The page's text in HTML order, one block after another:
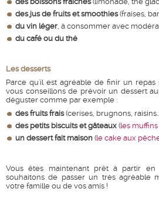
des jus de fruits et smoothies(fraises,
du vin léger, à consommer avec
du café ou du thé
Les desserts
Parce qu'il est agréable de finir un
vous conseillons de prévoir un dessert
déguster comme par exemple :
des fruits frais(cerises, brugnons,
des petits biscuits et gâteaux (les
un dessert fait maison (le cake aux
Vous êtes maintenant prêt à partir
souhaitons de passer un très agréable
votre famille ou de vos amis !